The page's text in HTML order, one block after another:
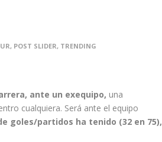
, POST SLIDER, TRENDING
ante un exequipo, una
cualquiera. Será ante el equipo
goles/partidos ha tenido (32 en 75),